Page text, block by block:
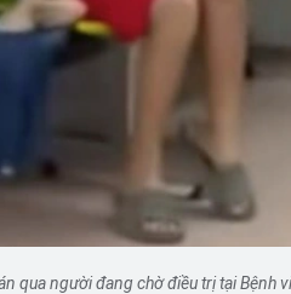
qua người đang chờ điều trị tại Bệnh